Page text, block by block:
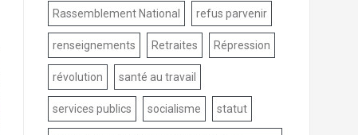
Rassemblement National refus parvenir
renseignements Retraites Répression
révolution santé au travail
services publics socialisme statut